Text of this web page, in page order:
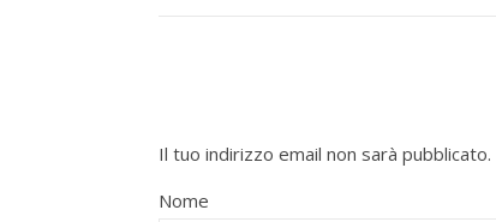
Il tuo indirizzo email non sarà pubblicato.
Nome